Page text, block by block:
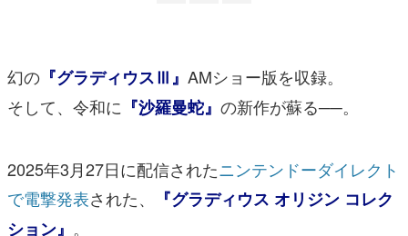
幻の 『グラディウスⅢ』 AMショー版を収録。
そして、令和に 『沙羅曼蛇』 の新作が蘇る──。
2025年3月27日に配信されたニンテンドーダイレクト
で電撃発表された、
『グラディウス オリジン コレク
ション』 。